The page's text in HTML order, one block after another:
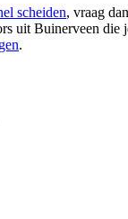
scheiden, vraag
uit Buinerveen die
.